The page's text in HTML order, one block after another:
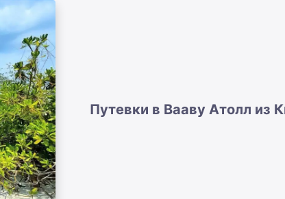
Путевки в Вааву Атолл из